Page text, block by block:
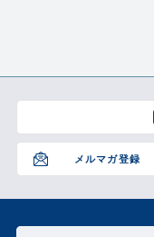
メルマガ登録